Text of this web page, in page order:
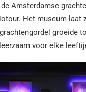
Amsterdamse
Het museum laat
groeide
voor elke